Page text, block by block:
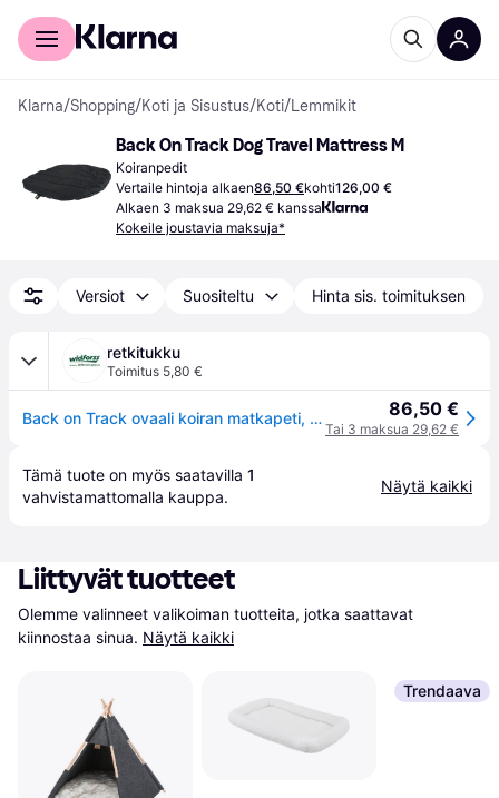
Kuluttajille
Klarna/Shopping/Koti ja Sisustus/Koti/Lemmikit
Back On Track Dog Travel Mattress M
Koiranpedit
Vertaile hintoja alkaen86,50 €kohti126,00 €
Alkaen 3 maksua 29,62 € kanssa
Kokeile joustavia maksuja*
Versiot Suositeltu Hinta sis. toimituksen
retkitukku
Toimitus 5,80 €
Back on Track ovaali koiran matkapeti, musta 80 x 100 cm 86,50 €
Tai 3 maksua 29,62 €
Tämä tuote on myös saatavilla 1
vahvistamattomalla kauppa.
Näytä kaikki
Liittyvät tuotteet
Olemme valinneet valikoiman tuotteita, jotka saattavat
kiinnostaa sinua. Näytä kaikki
Trendaava